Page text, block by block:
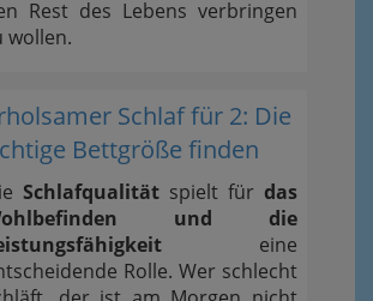
Rest des Lebens verbringen
wollen.
Schlaf für 2: Die
Bettgröße finden
Schlafqualität spielt für das
und die
eine
Rolle. Wer schlecht